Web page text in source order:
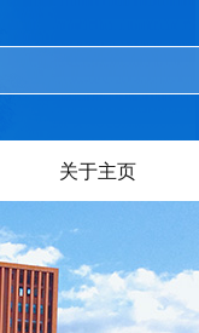
关于主页